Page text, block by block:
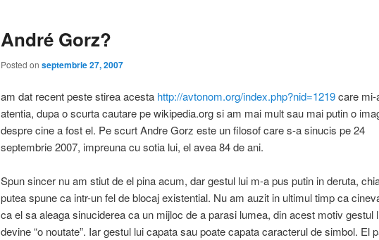
André Gorz?
Posted on septembrie 27, 2007
am dat recent peste stirea acesta http://avtonom.org/index.php?nid=1219care mi-
atentia, dupa o scurta cautare pe wikipedia.org si am mai mult sau mai putin o
despre cine a fost el. Pe scurt Andre Gorz este un filosof care s-a sinucis pe 24
septembrie 2007, impreuna cu sotia lui, el avea 84 de ani.
Spun sincer nu am stiut de el pina acum, dar gestul lui m-a pus putin in deruta,
putea spune ca intr-un fel de blocaj existential. Nu am auzit in ultimul timp ca
ca el sa aleaga sinuciderea ca un mijloc de a parasi lumea, din acest motiv gestul
devine “o noutate”. Iar gestul lui capata sau poate capata caracterul de simbol. El